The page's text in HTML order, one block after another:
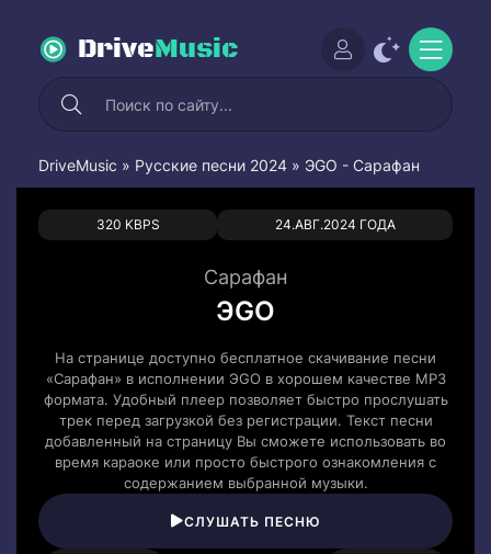
DriveMusic
DriveMusic » Русские песни 2024 » ЭGO - Сарафан
320 KBPS 24.АВГ.2024 ГОДА
0 0
Сарафан
ЭGO
На странице доступно бесплатное скачивание песни
«Сарафан» в исполнении ЭGO в хорошем качестве MP3
формата. Удобный плеер позволяет быстро прослушать
трек перед загрузкой без регистрации. Текст песни
добавленный на страницу Вы сможете использовать во
время караоке или просто быстрого ознакомления с
содержанием выбранной музыки.
СЛУШАТЬ ПЕСНЮ